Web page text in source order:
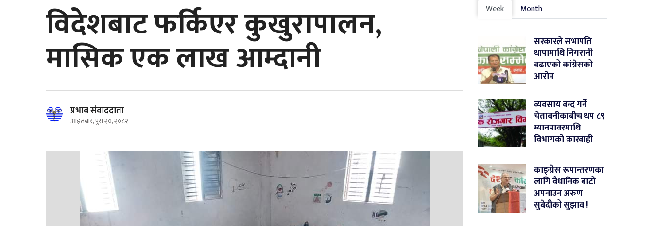
विदेशबाट फर्किएर कुखुरापालन,
मासिक एक लाख आम्दानी
प्रभाव संवाददाता
आइतबार, पुस २०, २०८२
Week Month
सरकारले सभापति
थापामाथि निगरानी
बढाएको कांग्रेसको
आरोप
व्यवसाय बन्द गर्ने
चेतावनीकाबीच थप ८९
म्यानपावरमाथि
विभागको कारबाही
काङ्ग्रेस रूपान्तरणका
लागि वैधानिक बाटो
अपनाउन अरुण
सुबेदीको सुझाव !